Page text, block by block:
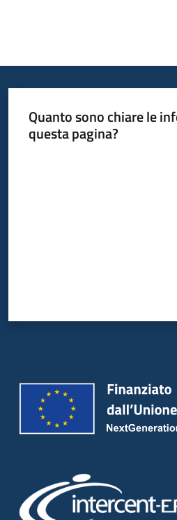
Quanto sono chiare le
questa pagina?